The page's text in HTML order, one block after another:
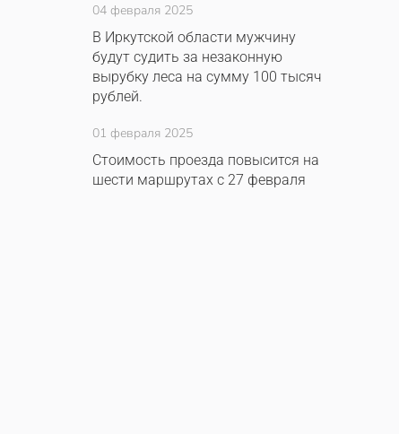
04 февраля 2025
В Иркутской области мужчину
будут судить за незаконную
вырубку леса на сумму 100 тысяч
рублей.
01 февраля 2025
Стоимость проезда повысится на
шести маршрутах с 27 февраля